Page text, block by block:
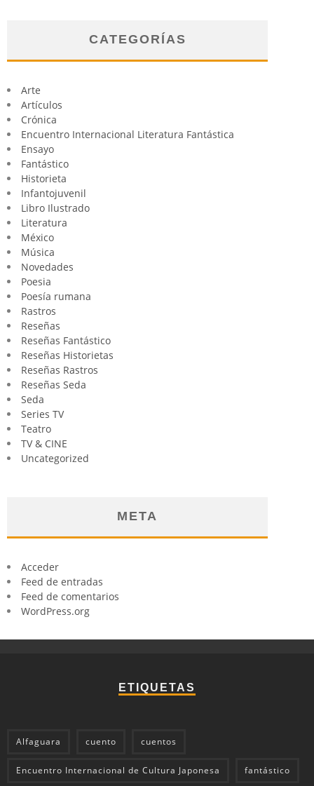
CATEGORÍAS
Arte
Artículos
Crónica
Encuentro Internacional Literatura Fantástica
Ensayo
Fantástico
Historieta
Infantojuvenil
Libro Ilustrado
Literatura
México
Música
Novedades
Poesia
Poesía rumana
Rastros
Reseñas
Reseñas Fantástico
Reseñas Historietas
Reseñas Rastros
Reseñas Seda
Seda
Series TV
Teatro
TV & CINE
Uncategorized
META
Acceder
Feed de entradas
Feed de comentarios
WordPress.org
ETIQUETAS
Alfaguara cuento cuentos
Encuentro Internacional de Cultura Japonesa fantástico